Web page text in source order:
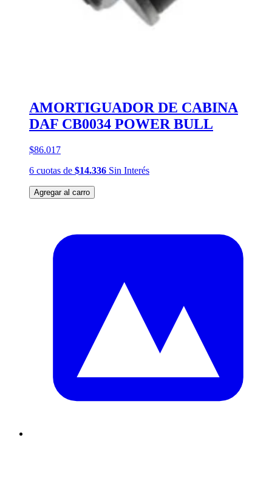
AMORTIGUADOR DE CABINA
DAF CB0034 POWER BULL
$86.017
6 cuotas de $14.336 Sin Interés
Agregar al carro